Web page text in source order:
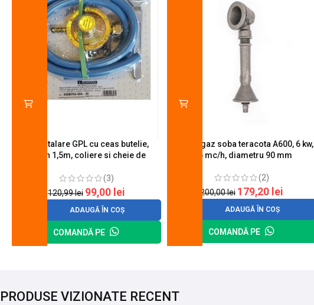
Kit instalare GPL cu ceas butelie,
furtun 1,5m, coliere si cheie de
(3)
120,99lei 99,00 lei
ADAUGĂ ÎN COȘ
COMANDĂ PE
Arzator gaz soba teracota A600, 6 kw,
0.6 mc/h, diametru 90 mm
(2)
200,00lei 179,20 lei
ADAUGĂ ÎN COȘ
COMANDĂ PE
PRODUSE VIZIONATE RECENT